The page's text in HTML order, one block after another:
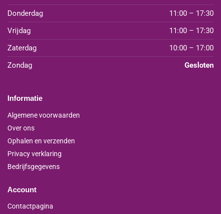
Donderdag
11:00 – 17:30
Vrijdag
11:00 – 17:30
Zaterdag
10:00 – 17:00
Zondag
Gesloten
Informatie
Algemene voorwaarden
Over ons
Ophalen en verzenden
Privacy verklaring
Bedrijfsgegevens
Account
Contactpagina